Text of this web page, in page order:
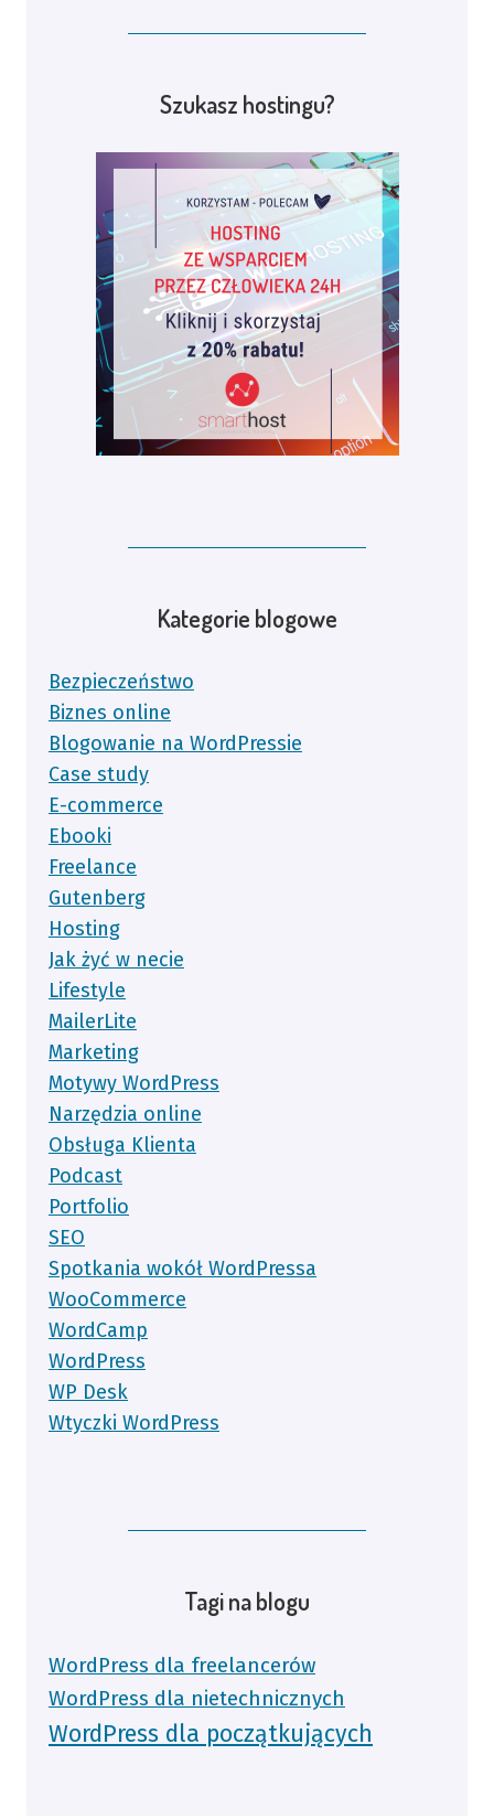
Szukasz hostingu?
Kategorie blogowe
Bezpieczeństwo
Biznes online
Blogowanie na WordPressie
Case study
E-commerce
Ebooki
Freelance
Gutenberg
Hosting
Jak żyć w necie
Lifestyle
MailerLite
Marketing
Motywy WordPress
Narzędzia online
Obsługa Klienta
Podcast
Portfolio
SEO
Spotkania wokół WordPressa
WooCommerce
WordCamp
WordPress
WP Desk
Wtyczki WordPress
Tagi na blogu
WordPress dla freelancerów
WordPress dla nietechnicznych
WordPress dla początkujących